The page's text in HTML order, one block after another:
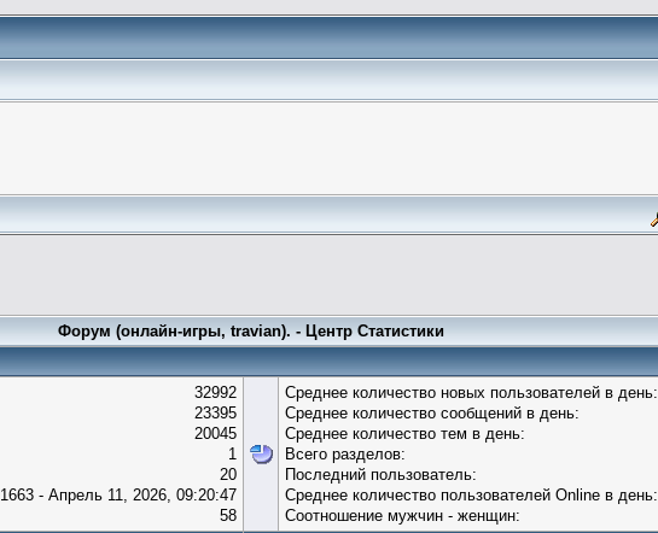
Форум (онлайн-игры, travian). - Центр Статистики
32992
23395
20045
1
20
1663 - Апрель 11, 2026, 09:20:47
58
Среднее количество новых пользователей в день:
Среднее количество сообщений в день:
Среднее количество тем в день:
Всего разделов:
Последний пользователь:
Среднее количество пользователей Оnline в день:
Соотношение мужчин - женщин: